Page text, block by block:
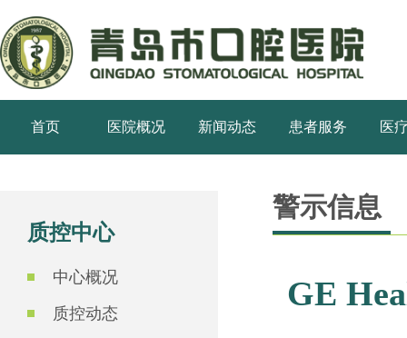
首页 医院概况 新闻动态 患者服务 医
质控中心
中心概况
质控动态
警示信息
GE